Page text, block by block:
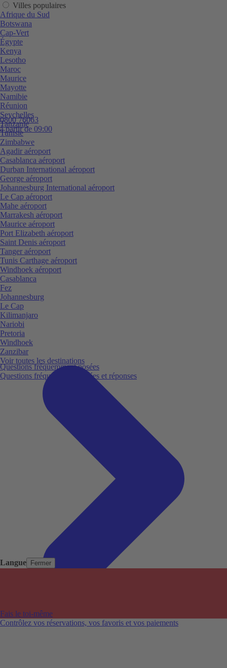
Langue Fermer
0800 76063
à partir de 09:00
Questions fréquemment posées
Questions fréquemment posées et réponses
Fais le toi-même
Contrôlez vos réservations, vos favoris et vos paiements
Villes populaires
Afrique du Sud
Botswana
Cap-Vert
Égypte
Kenya
Lesotho
Maroc
Maurice
Mayotte
Namibie
Réunion
Seychelles
Tanzanie
Tunisie
Zimbabwe
Agadir aéroport
Casablanca aéroport
Durban International aéroport
George aéroport
Johannesburg International aéroport
Le Cap aéroport
Mahe aéroport
Marrakesh aéroport
Maurice aéroport
Port Elizabeth aéroport
Saint Denis aéroport
Tanger aéroport
Tunis Carthage aéroport
Windhoek aéroport
Casablanca
Fez
Johannesburg
Le Cap
Kilimanjaro
Nariobi
Pretoria
Windhoek
Zanzibar
Voir toutes les destinations
Aéroports populaires
Villes populaires
Australie